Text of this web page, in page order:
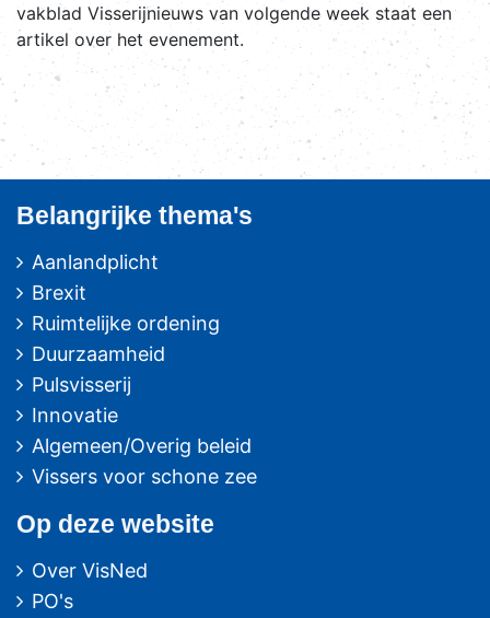
vakblad Visserijnieuws van volgende week staat een
artikel over het evenement.
Belangrijke thema's
Aanlandplicht
Brexit
Ruimtelijke ordening
Duurzaamheid
Pulsvisserij
Innovatie
Algemeen/Overig beleid
Vissers voor schone zee
Op deze website
Over VisNed
PO's